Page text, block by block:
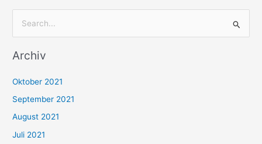
c
n
n
a
Archiv
Oktober 2021
September 2021
August 2021
Juli 2021